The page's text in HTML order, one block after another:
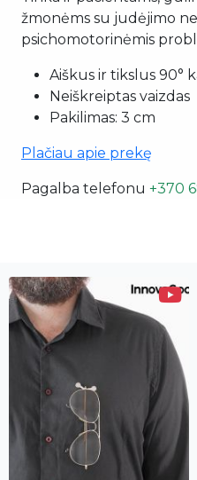
žmonėms su judėjimo
psichomotorinėmis
Aiškus ir tikslus 90°
Neiškreiptas vaizdas
Pakilimas: 3 cm
Plačiau apie prekę
Pagalba telefonu +370